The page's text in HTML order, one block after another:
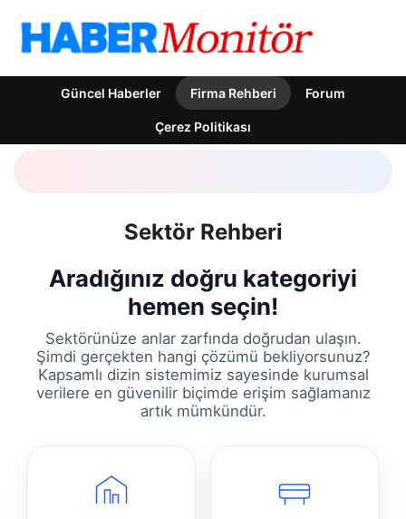
Güncel Haberler Firma Rehberi Forum
Çerez Politikası
Sektör Rehberi
Aradığınız doğru kategoriyi
hemen seçin!
Sektörünüze anlar zarfında doğrudan ulaşın.
Şimdi gerçekten hangi çözümü bekliyorsunuz?
Kapsamlı dizin sistemimiz sayesinde kurumsal
verilere en güvenilir biçimde erişim sağlamanız
artık mümkündür.